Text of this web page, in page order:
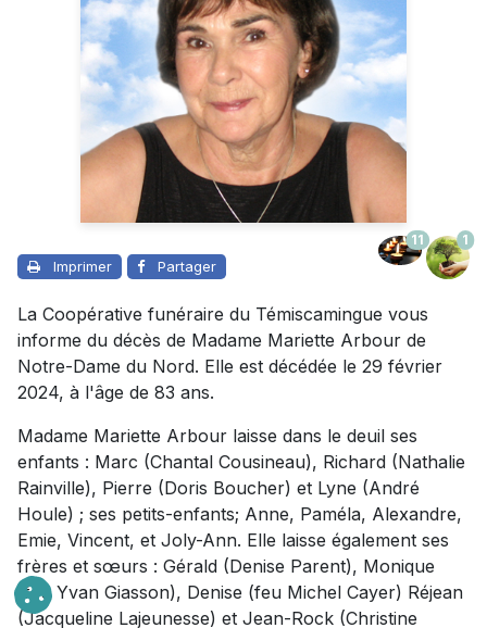
Imprimer Partager
11 1
La Coopérative funéraire du Témiscamingue vous
informe du décès de Madame Mariette Arbour de
Notre-Dame du Nord. Elle est décédée le 29 février
2024, à l'âge de 83 ans.
Madame Mariette Arbour laisse dans le deuil ses
enfants : Marc (Chantal Cousineau), Richard (Nathalie
Rainville), Pierre (Doris Boucher) et Lyne (André
Houle) ; ses petits-enfants; Anne, Paméla, Alexandre,
Emie, Vincent, et Joly-Ann. Elle laisse également ses
frères et sœurs : Gérald (Denise Parent), Monique
(feu Yvan Giasson), Denise (feu Michel Cayer) Réjean
(Jacqueline Lajeunesse) et Jean-Rock (Christine